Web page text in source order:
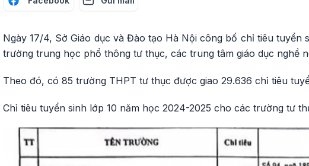
Ngày 17/4, Sở Giáo dục và Đào tạo Hà Nội công bố chỉ tiêu tuyển
trường trung học phổ thông tư thục, các trung tâm giáo dục nghề
Theo đó, có 85 trường THPT tư thục được giao 29.636 chỉ tiêu
Chỉ tiêu tuyển sinh lớp 10 năm học 2024-2025 cho các trường tư